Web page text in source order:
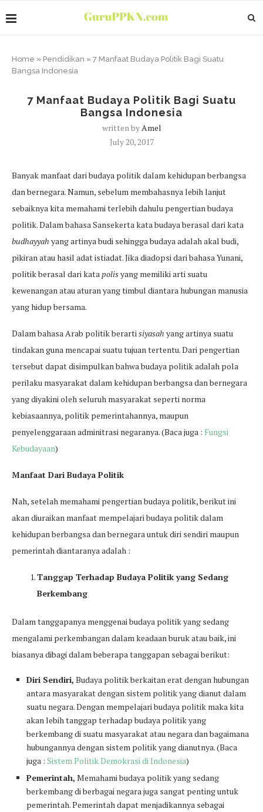
Home » Pendidikan » 7 Manfaat Budaya Politik Bagi Suatu
Bangsa Indonesia
7 Manfaat Budaya Politik Bagi Suatu
Bangsa Indonesia
written byAmel
July 20, 2017
Banyak manfaat dari budaya politik dalam kehidupan berbangsa
dan bernegara. Namun, sebelum membahasnya lebih lanjut
sebaiknya kita memahami terlebih dahulu pengertian budaya
politik. Dalam bahasa Sansekerta kata budaya berasal dari kata
budhayyah yang artinya budi sehingga budaya adalah akal budi,
pikiran atau hasil adat istiadat. Jika diadopsi dari bahasa Yunani,
politik berasal dari katapolisyang memiliki arti suatu
kewenangan atau aturan yang timbul diantara hubungan manusia
yang hidup bersama.
Dalam bahasa Arab politik berartisiyasah yang artinya suatu
tindakan guna mencapai suatu tujuan tertentu. Dari pengertian
tersebut dapat disimpulkan bahwa budaya politik adalah pola
perilaku masyarakat dalam kehidupan berbangsa dan bernegara
yang diyakini oleh seluruh masyarakat seperti norma
kebiasaannya, politik pemerintahannya, maupun
penyelenggaraan adminitrasi negaranya. (Baca juga : Fungsi
Kebudayaan)
Manfaat Dari Budaya Politik
Nah, setelah memahami pengertian budaya politik, berikut ini
akan diuraikan manfaat mempelajari budaya politik dalam
kehidupan berbangsa dan bernegara untuk diri sendiri maupun
pemerintah diantaranya adalah :
Tanggap Terhadap Budaya Politik yang Sedang
Berkembang
Dalam tanggapanya menggenai budaya politik yang sedang
mengalami perkembangan dalam keadaan buruk atau baik, ini
biasanya dibagi dalam beberapa tanggapan sebagai berikut:
Diri Sendiri, Budaya politik berkaitan erat dengan hubungan
antara masyarakat dengan sistem politik yang dianut dalam
suatu negara. Dengan mempelajari budaya politik maka kita
akan lebih tanggap terhadap budaya politik yang
berkembang di suatu masyarakat atau negara dan bagaimana
hubungannya dengan sistem politik yang dianutnya. (Baca
juga : Sistem Politik Demokrasi di Indonesia)
Pemerintah, Memahami budaya politik yang sedang
berkembang di berbagai negara juga sangat penting untuk
pemerintah. Pemerintah dapat menjadikannya sebagai